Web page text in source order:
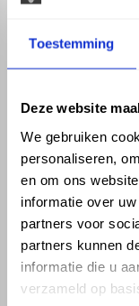
Toestemming
Deze website
We gebruiken
personaliseren,
en om ons
informatie over
partners voor
partners kunnen
informatie die u
verzameld op
ASSORTIMENT
Hemelwaterafvoer
Drukleiding
phone_enabled +31 416 75 02
mail
check_circleDé bouwmarkt van
check_circle Direct uit grote
check_circleLevering in NL en